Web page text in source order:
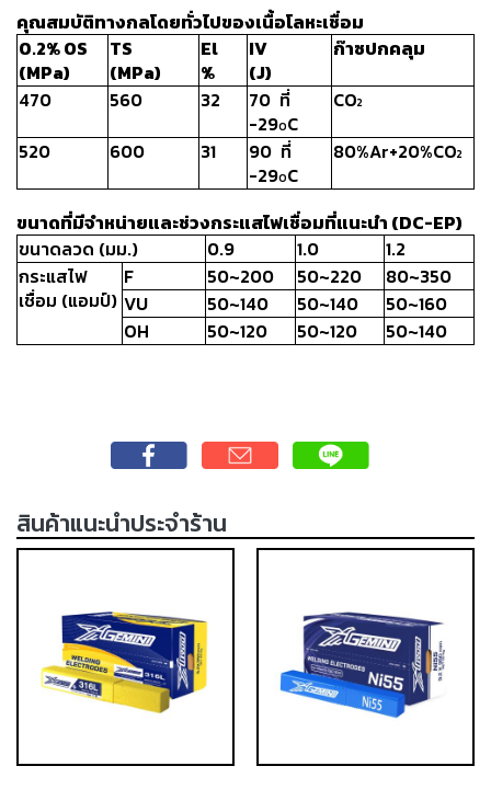
-
เชื่อม
ซับ
เม
(SAW)
เชื่อม
แก๊ส
(Brazing)
(MMA)
อาร์กอน
คุณสมบัติทางกลโดยทั่วไปของเนื้อโลหะเชื่อม
0.2% OS
(MPa)
TS
(MPa)
El
%
IV
(J)
ก๊าซปกคลุม
470
560 32
70 ที่
-29OC
CO2
520 600 31
90 ที่
-29OC
80%Ar+20%CO2
ขนาดที่มีจำหน่ายและช่วงกระแสไฟเชื่อมที่แนะนำ (DC-EP)
ขนาดลวด (มม.)
0.9 1.0
1.2
กระแสไฟ
เชื่อม (แอมป์)
F 50~200 50~220
80~350
VU
50~140 50~140
50~160
OH
50~120 50~120 50~140
สินค้าแนะนำประจำร้าน